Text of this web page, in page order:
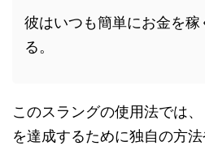
彼はいつも簡単にお金を
る。
このスラングの使用法では
を達成するために独自の方